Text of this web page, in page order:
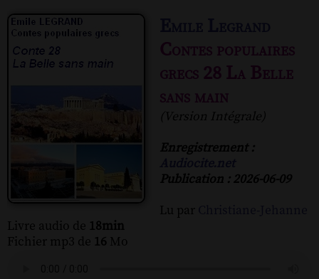
Contes populaires
grecs 28 La Belle
sans main
(Version Intégrale)
Enregistrement :
Publication : 2026-06-09
Lu par
Livre audio de 18min
Fichier mp3 de 16 Mo